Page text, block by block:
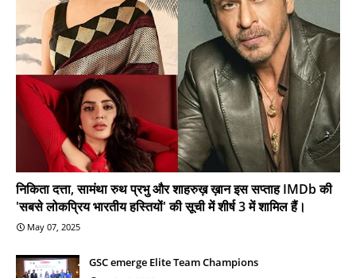
निकिता दत्ता, सामंथा रुथ प्रभु और शाहरुख़ ख़ान इस सप्ताह IMDb की
'सबसे लोकप्रिय भारतीय हस्तियों' की सूची में शीर्ष 3 में शामिल हैं।
May 07, 2025
GSC emerge Elite Team Champions